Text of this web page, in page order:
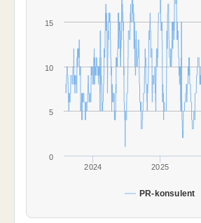
PR-konsulent
2024 2025
0
5
10
15